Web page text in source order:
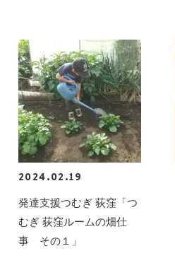
2024.02.19
発達支援つむぎ 荻窪「つ
むぎ 荻窪ルームの畑仕
事 その１」